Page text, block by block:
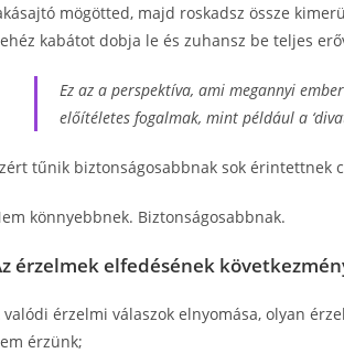
mögötted, majd roskadsz össze
kabátot dobja le és zuhansz be teljes
Ez az a perspektíva, ami megannyi
előítéletes fogalmak, mint például a
tűnik biztonságosabbnak sok érintettnek
könnyebbnek. Biztonságosabbnak.
érzelmek elfedésének
valódi érzelmi válaszok elnyomása, olyan
érzünk;